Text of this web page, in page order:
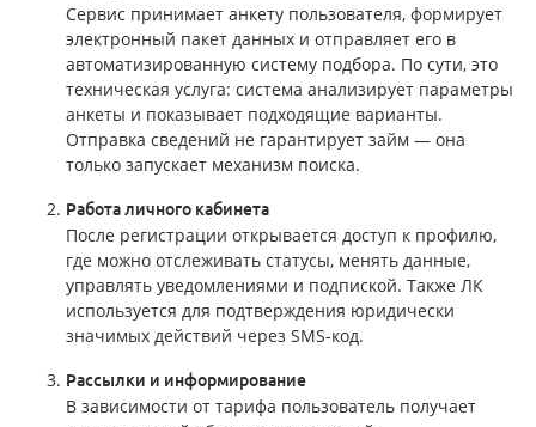
Сервис принимает анкету пользователя, формирует
электронный пакет данных и отправляет его в
автоматизированную систему подбора. По сути, это
техническая услуга: система анализирует параметры
анкеты и показывает подходящие варианты.
Отправка сведений не гарантирует займ — она
только запускает механизм поиска.
Работа личного кабинета
После регистрации открывается доступ к профилю,
где можно отслеживать статусы, менять данные,
управлять уведомлениями и подпиской. Также ЛК
используется для подтверждения юридически
значимых действий через SMS-код.
Рассылки и информирование
В зависимости от тарифа пользователь получает